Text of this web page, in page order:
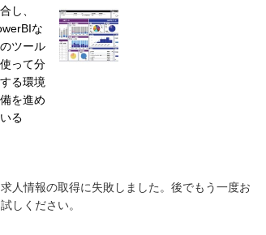
求人情報の取得に失敗しました。後でもう一度お
試しください。